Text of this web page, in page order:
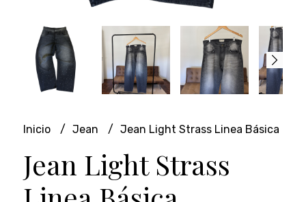
Inicio Jean Jean Light Strass Linea Básica
Jean Light Strass